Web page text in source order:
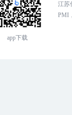
app下载
江苏
PMI